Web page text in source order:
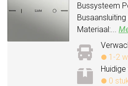
Bussysteem
Busaansluiting
Materiaal:...
1-2
0